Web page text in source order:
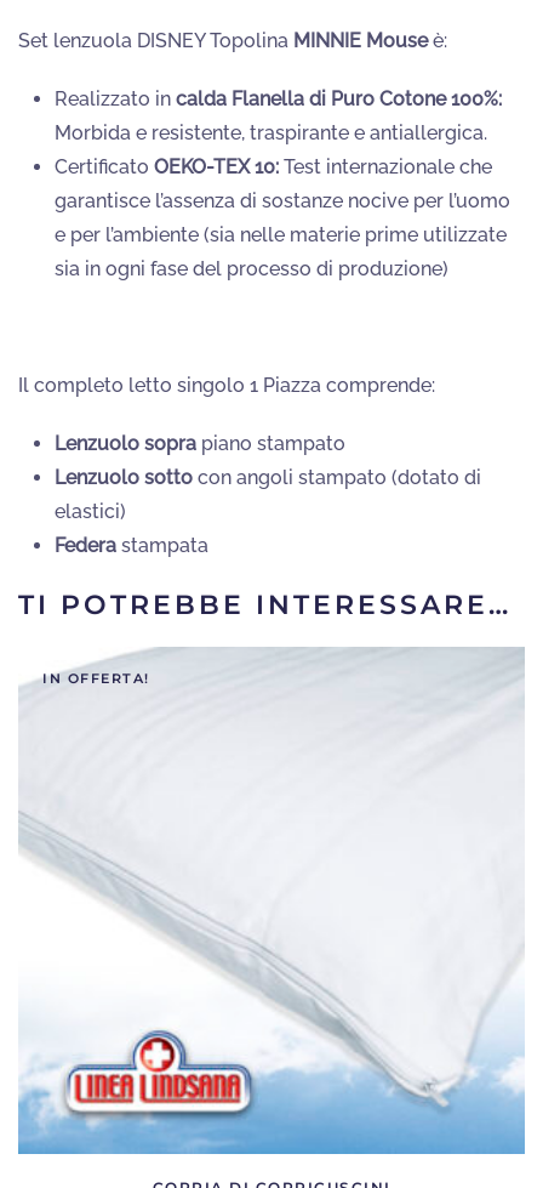
Set lenzuola DISNEY Topolina MINNIE Mouseè:
Realizzato in calda Flanella di Puro Cotone 100%:
Morbida e resistente, traspirante e antiallergica.
Certificato OEKO-TEX 10: Test internazionale che
garantisce l’assenza di sostanze nocive per l’uomo
e per l’ambiente (sia nelle materie prime utilizzate
sia in ogni fase del processo di produzione)
Il completo letto singolo 1 Piazza comprende:
Lenzuolo sopra piano stampato
Lenzuolo sotto con angoli stampato (dotato di
elastici)
Federa stampata
TI POTREBBE INTERESSARE…
IN OFFERTA!